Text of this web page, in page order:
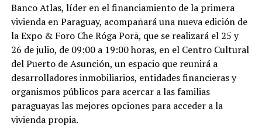
Banco Atlas, líder en el financiamiento de la primera
vivienda en Paraguay, acompañará una nueva edición de
la Expo & Foro Che Róga Porã, que se realizará el 25 y
26 de julio, de 09:00 a 19:00 horas, en el Centro Cultural
del Puerto de Asunción, un espacio que reunirá a
desarrolladores inmobiliarios, entidades financieras y
organismos públicos para acercar a las familias
paraguayas las mejores opciones para acceder a la
vivienda propia.